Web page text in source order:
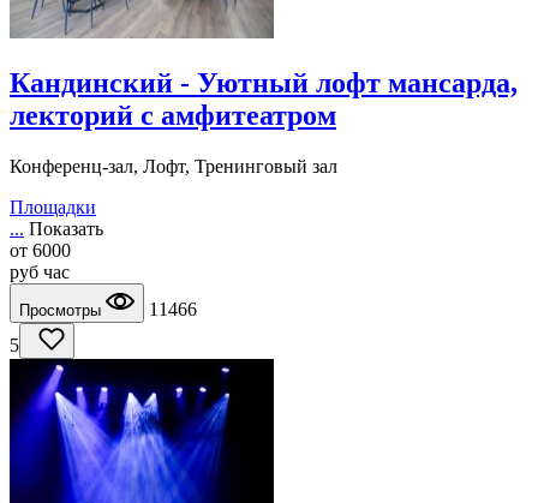
Кандинский - Уютный лофт мансарда,
лекторий с амфитеатром
Конференц-зал, Лофт, Тренинговый зал
Площадки
... Показать
от 6000
руб час
Просмотры
11466
5